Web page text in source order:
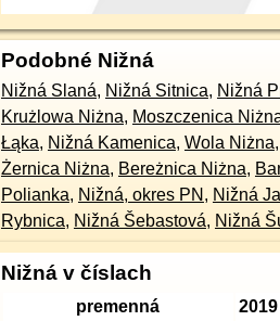
Podobné Nižná
Nižná Slaná, Nižná Sitnica, Nižná
Krużlowa Niżna, Moszczenica
Łąka, Nižná Kamenica, Wola Niżna,
Żernica Niżna, Bereżnica Niżna,
Polianka, Nižná, okres PN , Nižná
Rybnica, Nižná Šebastová, Nižná
Nižná v číslach
premenná 2019